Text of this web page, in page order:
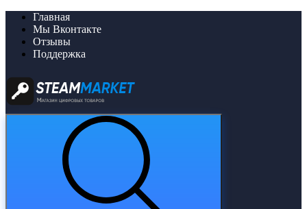
Главная
Мы Вконтакте
Отзывы
Поддержка